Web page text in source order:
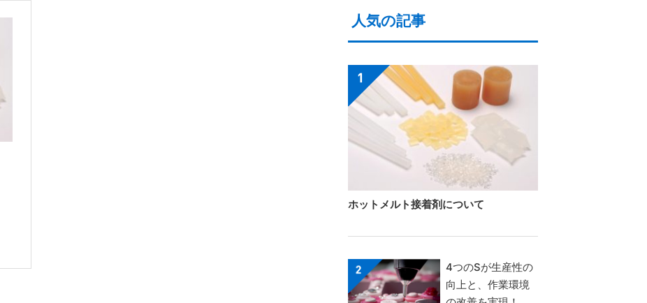
人気の記事
ホットメルト接着剤について
4つのSが生産性の
向上と、作業環境